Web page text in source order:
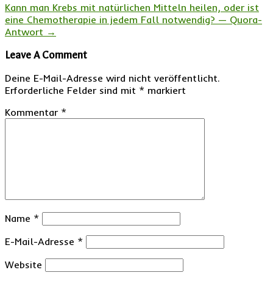
Kann man Krebs mit natürlichen Mitteln heilen, oder ist
eine Chemotherapie in jedem Fall notwendig? — Quora-
Antwort →
Leave A Comment
Deine E-Mail-Adresse wird nicht veröffentlicht.
Erforderliche Felder sind mit * markiert
Kommentar *
Name *
E-Mail-Adresse *
Website